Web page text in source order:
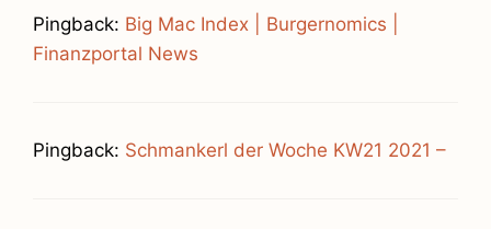
Pingback: Big Mac Index | Burgernomics |
Finanzportal News
Pingback: Schmankerl der Woche KW21 2021 –